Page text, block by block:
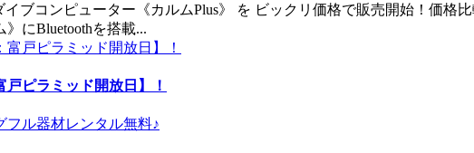
イブコンピューター《カルムPlus》 を ビックリ価格で販売開始！価
にBluetoothを搭載...
ピラミッド開放日】！